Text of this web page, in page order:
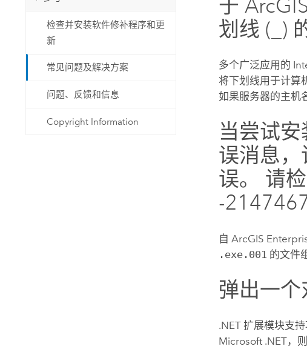
检查并安装软件修补程序和更
新
常见问题及解决方案
问题、反馈和信息
Copyright Information
于
划线 (_)
多个广泛应用的
将下划线用于计算
如果服务器的主机
当尝试
误消息，
误。 请
-
自ArcGIS
.exe.001 的文件
弹出一个
.NET 扩展模块支
Microsoft .NET，